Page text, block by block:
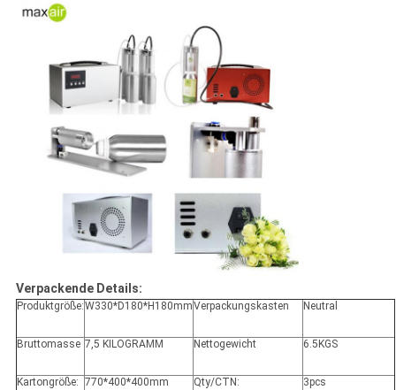
Verpackende Details:
Produktgröße:W330*D180*H180mmVerpackungskasten Neutral
Bruttomasse 7,5 KILOGRAMM Nettogewicht 6.5KGS
Kartongröße: 770*400*400mm Qty/CTN: 3pcs